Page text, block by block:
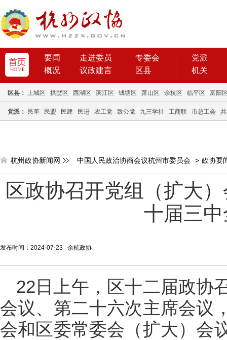
要闻 走进委员
专委会
概况
议政建言 区县
党派
机关
区县： 上城区 拱墅区 西湖区 滨江区 钱塘区 萧山区 余杭区 临平区 富阳
党派： 民革 民盟 民建 民进 农工党 致公党 九三学社 工商联 市总工会
杭州政协新闻网 中国人民政治协商会议杭州市委员会 > 政协要
区政协召开党组（扩大
十届三
发布时间：2024-07-23 余杭政协
22日上午，区十二届政协
会议、第二十六次主席会议
会和区委常委会（扩大）会